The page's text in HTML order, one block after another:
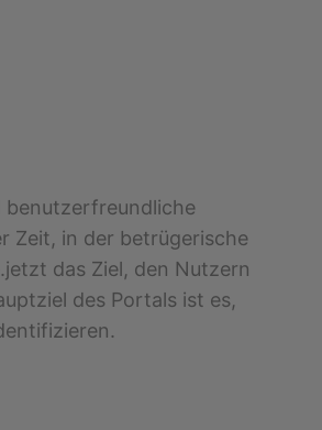
benutzerfreundliche
Zeit, in der betrügerische
das Ziel, den Nutzern
des Portals ist es,